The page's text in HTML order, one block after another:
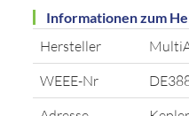
Informationen zum
Hersteller
WEEE-Nr